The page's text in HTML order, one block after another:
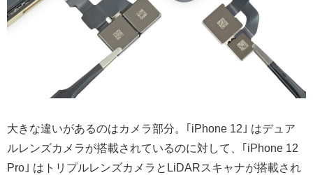
大きな違いがあるのはカメラ部分。｢iPhone 12｣ はデュア
ルレンズカメラが搭載されているのに対して、｢iPhone 12
Pro｣ はトリプルレンズカメラとLiDARスキャナが搭載され